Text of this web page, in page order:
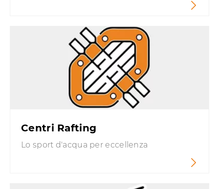
Centri Rafting
Lo sport d'acqua per eccellenza